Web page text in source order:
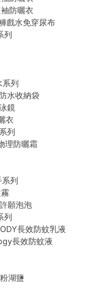
防曬衣
戲水免穿尿布
列
列
水收納袋
鏡
衣
列
理防曬霜
列
願泡泡
列
長效防蚊乳液
長效防蚊液
湖鹽